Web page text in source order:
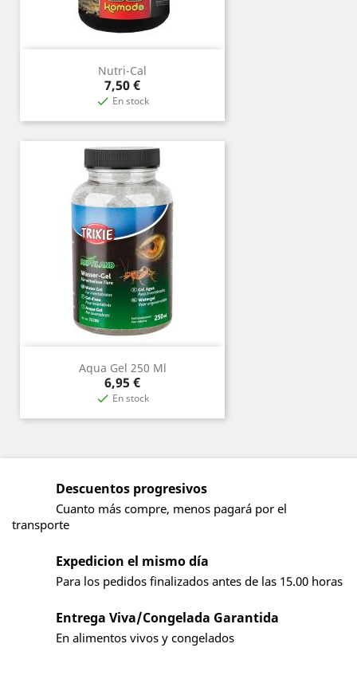
Nutri-Cal
Precio
7,50 €
 En stock
Aqua Gel 250 Ml
Precio
6,95 €
 En stock
Descuentos progresivos
Cuanto más compre, menos pagará por el
transporte
Expedicion el mismo día
Para los pedidos finalizados antes de las 15.00 horas
Entrega Viva/Congelada Garantida
En alimentos vivos y congelados